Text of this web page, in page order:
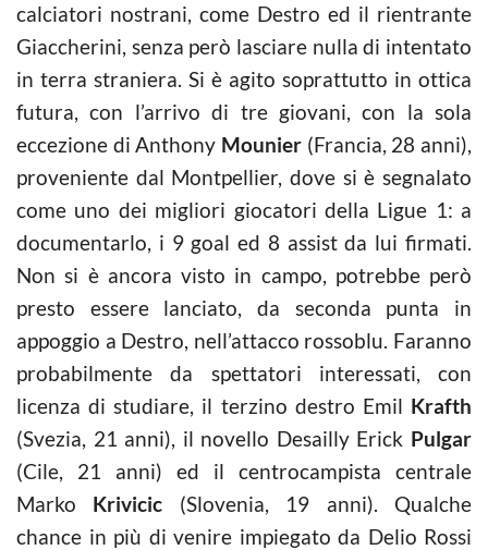
calciatori nostrani, come Destro ed il rientrante
Giaccherini, senza però lasciare nulla di intentato
in terra straniera. Si è agito soprattutto in ottica
futura, con l’arrivo di tre giovani, con la sola
eccezione di Anthony Mounier (Francia, 28 anni),
proveniente dal Montpellier, dove si è segnalato
come uno dei migliori giocatori della Ligue 1: a
documentarlo, i 9 goal ed 8 assist da lui firmati.
Non si è ancora visto in campo, potrebbe però
presto essere lanciato, da seconda punta in
appoggio a Destro, nell’attacco rossoblu. Faranno
probabilmente da spettatori interessati, con
licenza di studiare, il terzino destro Emil Krafth
(Svezia, 21 anni), il novello Desailly Erick Pulgar
(Cile, 21 anni) ed il centrocampista centrale
Marko Krivicic (Slovenia, 19 anni). Qualche
chance in più di venire impiegato da Delio Rossi